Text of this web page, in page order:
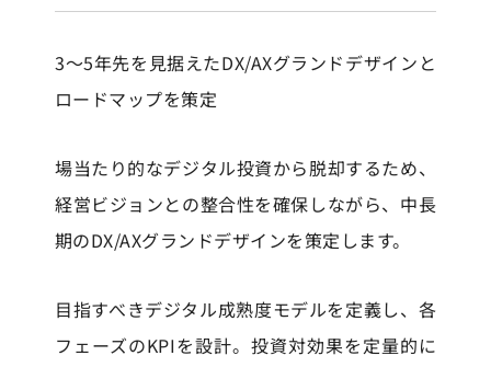
3〜5年先を見据えたDX/AXグランドデザインと
ロードマップを策定
場当たり的なデジタル投資から脱却するため、
経営ビジョンとの整合性を確保しながら、中長
期のDX/AXグランドデザインを策定します。
目指すべきデジタル成熟度モデルを定義し、各
フェーズのKPIを設計。投資対効果を定量的に